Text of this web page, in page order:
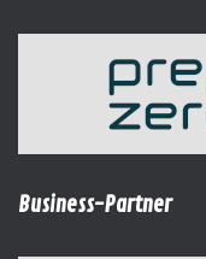
Business-Partner